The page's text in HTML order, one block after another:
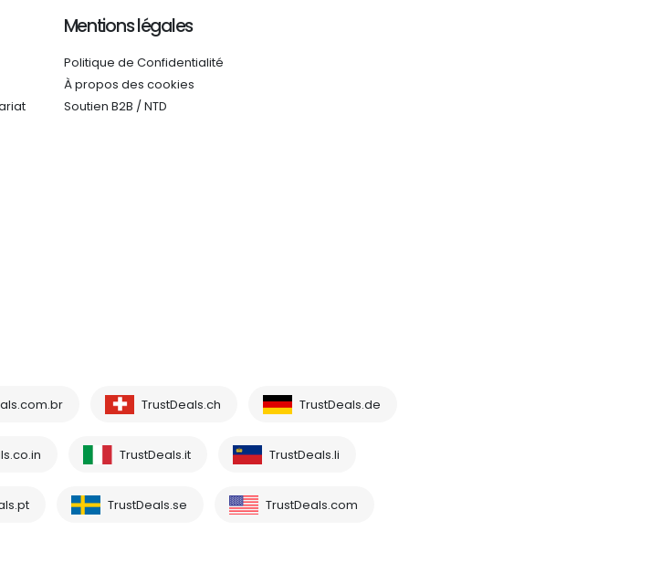
Mentions légales
Politique de Confidentialité
À propos des cookies
Soutien B2B / NTD
TrustDeals.ch TrustDeals.de
TrustDeals.it TrustDeals.li
TrustDeals.se TrustDeals.com